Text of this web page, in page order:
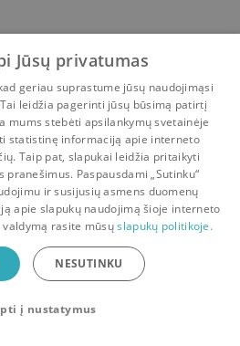
Pokalbiai Pranešimai Paskyra
dar patogiau!
Jūsų privatumas
geriau suprastume jūsų naudojimąsi
leidžia pagerinti jūsų būsimą patirtį
mums stebėti apsilankymų svetainėje
statistinę informaciją apie interneto
Taip pat, slapukai leidžia pritaikyti
Paspausdami „Sutinku“
ir susijusių asmens duomenų
apie slapukų naudojimą šioje interneto
rasite mūsųslapukų politikoje.
NESUTINKU
į nustatymus